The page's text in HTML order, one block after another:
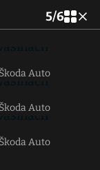
5/6
Auto
Auto
Auto